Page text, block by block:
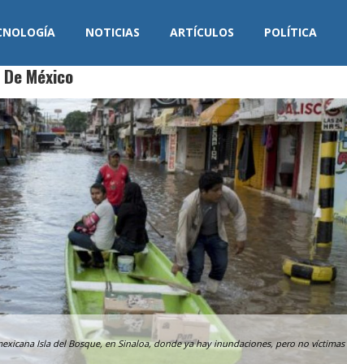
NOTICIAS ARTÍCULOS POLÍTICA
México
Isla del Bosque, en Sinaloa, donde ya hay inundaciones, pero no víctimas